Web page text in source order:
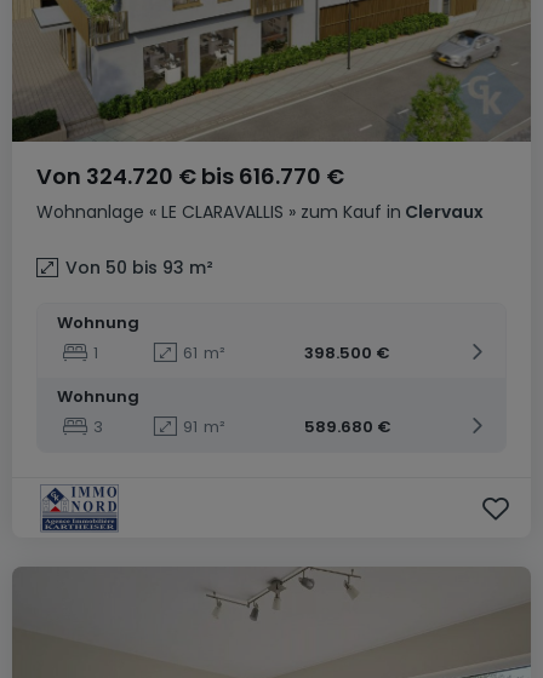
Wohnanlage « LE CLARAVALLIS » zum Kauf in Clervaux
Von 324.720 € bis 616.770 €
Von 50 bis 93 m²
Wohnung
1
61 m²
398.500 €
Wohnung
3
91 m² 589.680 €